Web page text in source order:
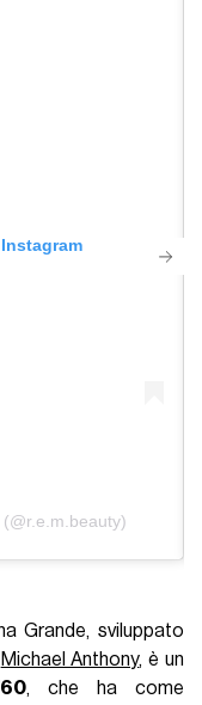
Grande, sviluppato
Michael Anthony, è un
, che ha come